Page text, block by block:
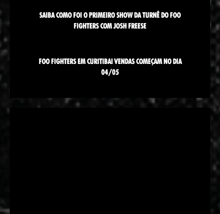
SAIBA COMO FOI O PRIMEIRO SHOW DA TURNÊ DO FOO
FIGHTERS COM JOSH FREESE
FOO FIGHTERS EM CURITIBA! VENDAS COMEÇAM NO DIA
04/05